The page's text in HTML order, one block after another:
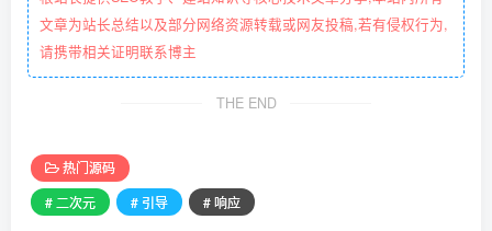
文章为站长总结以及部分网络资源转载或网友投稿,若有侵权行为,
请携带相关证明联系博主
THE END
热门源码
# 二次元
# 引导 # 响应